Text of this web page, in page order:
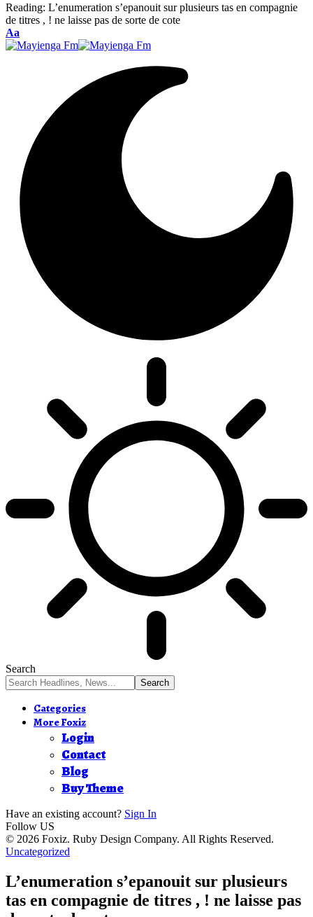
Reading: L’enumeration s’epanouit sur plusieurs tas en compagnie
de titres , ! ne laisse pas de sorte de cote
Font
Resizer
Aa
Search
Categories
More Foxiz
Login
Contact
Blog
Buy Theme
Have an existing account? Sign In
Follow US
© 2026 Foxiz. Ruby Design Company. All Rights Reserved.
Uncategorized
L’enumeration s’epanouit sur plusieurs
tas en compagnie de titres , ! ne laisse pas